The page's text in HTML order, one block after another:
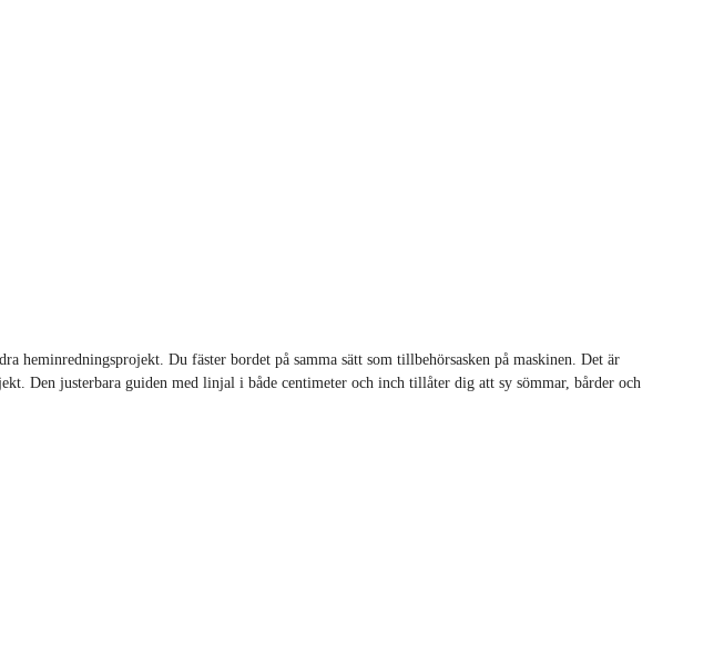
heminredningsprojekt. Du fäster bordet på samma sätt som tillbehörsasken på maskinen. Det är
Den justerbara guiden med linjal i både centimeter och inch tillåter dig att sy sömmar, bårder och